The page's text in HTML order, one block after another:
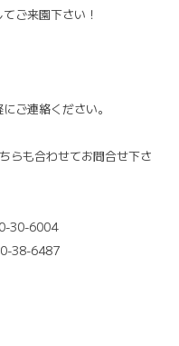
ご来園下さい！
ご連絡ください。
らも合わせてお問合せ下さ
30-6004
38-6487